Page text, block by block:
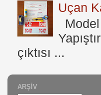
Uçan
çıktısı ...
ARŞIV